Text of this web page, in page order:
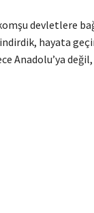
devletlere
hayata
Anadolu’ya değil,